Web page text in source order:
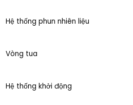
Hệ thống phun nhiên liệu
Vòng tua
Hệ thống khởi động